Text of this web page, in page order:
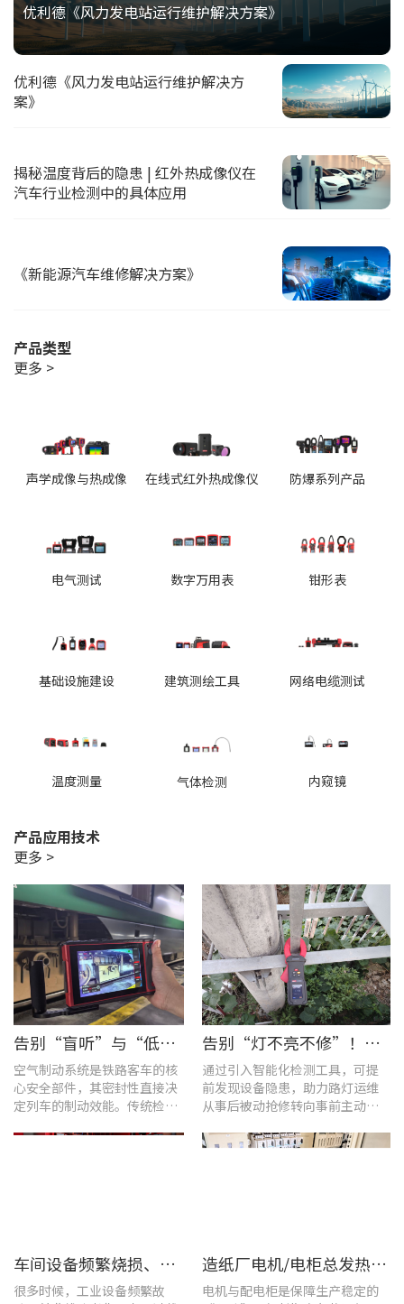
优利德《风力发电站运行维护解决方案》
优利德《风力发电站运行维护解决方
案》
揭秘温度背后的隐患 | 红外热成像仪在
汽车行业检测中的具体应用
《新能源汽车维修解决方案》
产品类型
更多 >
声学成像与热成像 在线式红外热成像仪 防爆系列产品
电气测试 数字万用表 钳形表
基础设施建设 建筑测绘工具 网络电缆测试
温度测量 气体检测 内窥镜
产品应用技术
更多 >
告别“盲听”与“低效” | 优利德智能检测方案助力铁路运维检修提质增效
空气制动系统是铁路客车的核
心安全部件，其密封性直接决
定列车的制动效能。传统检修
告别“灯不亮不修”！优利德产品组合赋能城市道路照明设施运维更高效
通过引入智能化检测工具，可提
前发现设备隐患，助力路灯运维
从事后被动抢修转向事前主动预
车间设备频繁烧损、无故停机?一台UT285C搞定电能质量隐患
很多时候，工业设备频繁故
造纸厂电机/电柜总发热？这套7×24h在线监测方案帮你“扼杀”热隐患！
电机与配电柜是保障生产稳定的